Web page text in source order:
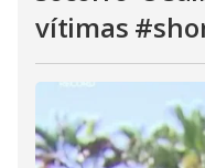
vítimas